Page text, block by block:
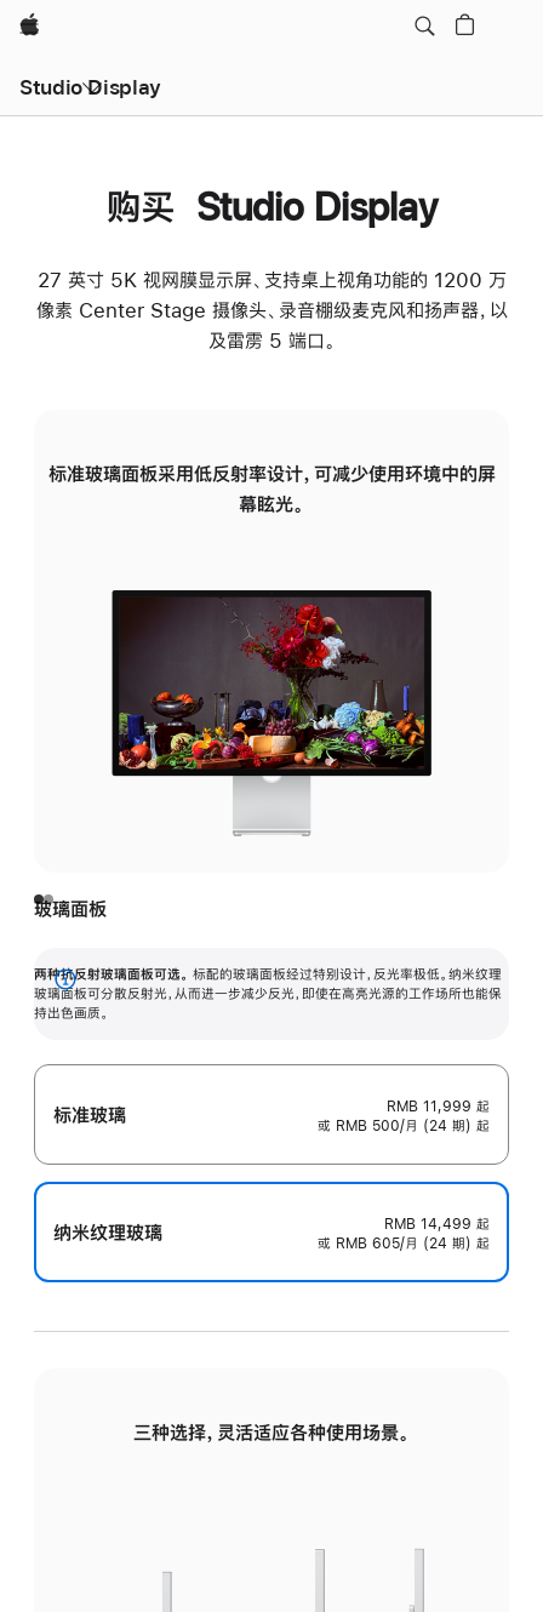
Apple
Studio Display
购买 Studio Display
27 英寸 5K 视网膜显示屏、支持桌上视角功能的 1200 万
像素 Center Stage 摄像头、录音棚级麦克风和扬声器，以
及雷雳 5 端口。
标准玻璃面板采用低反射率设计，可减少使用环境中的屏
幕眩光。
玻璃面板
两种抗反射玻璃面板可选。 标配的玻璃面板经过特别设计，反光率极低。纳米纹理
玻璃面板可分散反射光，从而进一步减少反光，即使在高亮光源的工作场所也能保
持出色画质。
展
开
标准玻璃 RMB 11,999 起
或 RMB 500/月 (24 期) 起
纳米纹理玻璃 RMB 14,499 起
或 RMB 605/月 (24 期) 起
三种选择，灵活适应各种使用场景。